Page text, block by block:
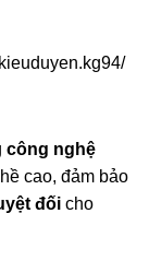
công nghệ
cao, đảm bảo
đối cho